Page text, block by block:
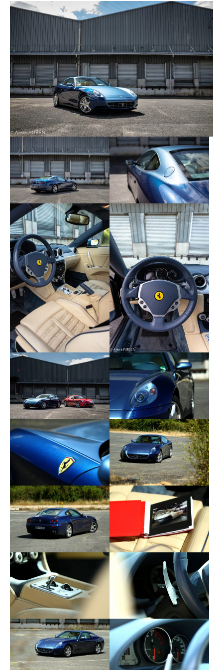
C’est une véritable voiture de collection à
l’élégance hors pair et surtout, un modèle unique
au monde !